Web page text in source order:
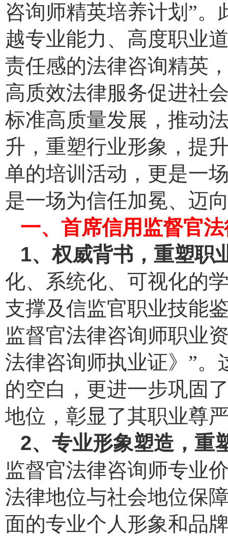
咨询师精英培养计划”
越专业能力、高度职业
责任感的法律咨询精英
高质效法律服务促进社
标准高质量发展，推动
升，重塑行业形象，提
单的培训活动，更是一
是一场为信任加冕、迈
一、 首席信用监督官
1、权威背书 ， 重塑职
化、系统化、可视化的
支撑及信监官职业技能
监督官法律咨询师职业
法律咨询师执业证》”
的空白，更进一步巩固
地位，彰显了其职业尊
2、 专业形象塑造， 重
监督官法律咨询师专业
法律地位与社会地位保
面的专业个人形象和品